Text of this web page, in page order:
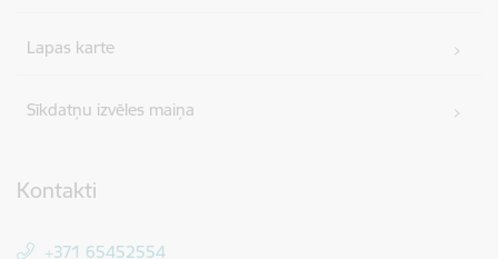
Lapas karte
Sīkdatņu izvēles maiņa
Kontakti
+371 65452554